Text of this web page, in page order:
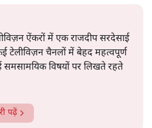
ऐंकरों में एक राजदीप सरदेसाई
टेलीविज़न चैनलों में बेहद महत्वपूर्ण
समसामयिक विषयों पर लिखते रहते
पढ़ें